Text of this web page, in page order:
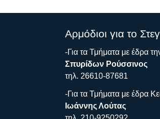
Αρμόδιοι για το
-Για τα Τμήματα με έδρα
Σπυρίδων Ρούσσινος
τηλ. 26610-87681
-Για τα Τμήματα με έδρα
Ιωάννης Λούτας